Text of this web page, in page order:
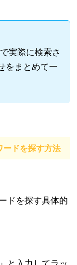
実際に検索さ
をまとめて一
ードを探す方法
ドを探す具体的